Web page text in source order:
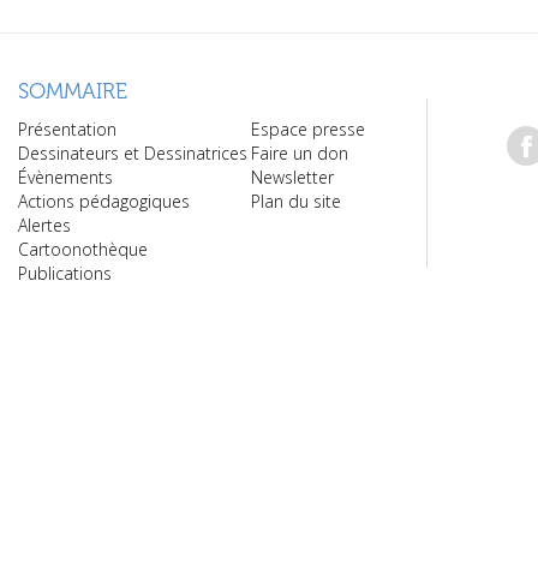
SOMMAIRE
Présentation
Dessinateurs et Dessinatrices
Évènements
Actions pédagogiques
Alertes
Cartoonothèque
Publications
Espace presse
Faire un don
Newsletter
Plan du site